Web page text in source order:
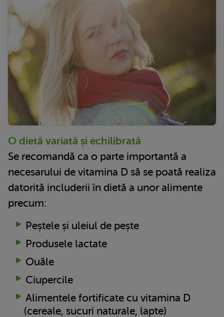
O dietă variată și echilibrată
Se recomandă ca o parte importantă a
necesarului de vitamina D să se poată realiza
datorită includerii în dietă a unor alimente
precum:
Peștele și uleiul de pește
Produsele lactate
Ouăle
Ciupercile
Alimentele fortificate cu vitamina D
(cereale, sucuri naturale, lapte)